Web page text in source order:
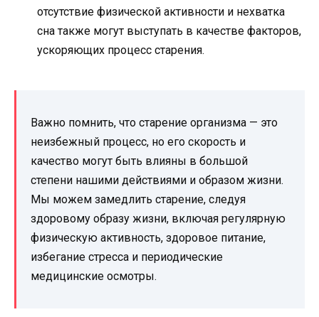
отсутствие физической активности и нехватка
сна также могут выступать в качестве факторов,
ускоряющих процесс старения.
Важно помнить, что старение организма — это
неизбежный процесс, но его скорость и
качество могут быть влияны в большой
степени нашими действиями и образом жизни.
Мы можем замедлить старение, следуя
здоровому образу жизни, включая регулярную
физическую активность, здоровое питание,
избегание стресса и периодические
медицинские осмотры.